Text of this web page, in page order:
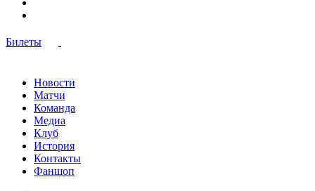
Билеты
Новости
Матчи
Команда
Медиа
Клуб
История
Контакты
Фаншоп